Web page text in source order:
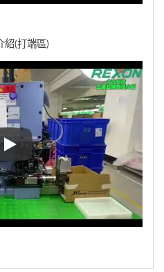
紹(打端區)
力山科技線材加工-生產製程介